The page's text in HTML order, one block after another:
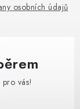
osobních údajů
vás!